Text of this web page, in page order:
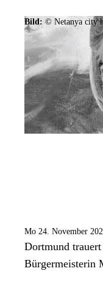
Bild: © Netanya city
Mo 24. November
Dortmund
Bürgermeisterin